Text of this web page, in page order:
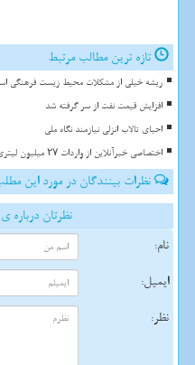
تازه ترین مطالب مرتبط
ریشه خیلی از مشکلات محیط زیست فرهنگی
افزایش قیمت نفت از سر گرفته شد
احیای تالاب انزلی نیازمند نگاه ملی
اختصاصی خبرآنلاین از واردات ۲۷ میلیون لیتری تا برگشت ناترازی
نظرات بینندگان در مورد این
نظرتان
نام:
ایمیل:
نظر: